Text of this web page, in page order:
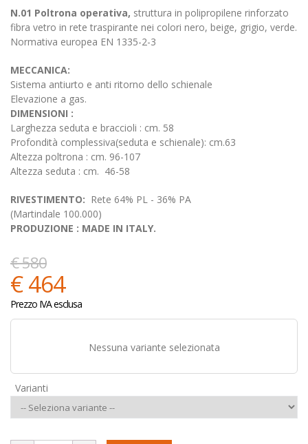
N.01 Poltrona operativa, struttura in polipropilene rinforzato
fibra vetro in rete traspirante nei colori nero, beige, grigio, verde.
Normativa europea EN 1335-2-3
MECCANICA:
Sistema antiurto e anti ritorno dello schienale
Elevazione a gas.
DIMENSIONI :
Larghezza seduta e braccioli : cm. 58
Profondità complessiva(seduta e schienale): cm.63
Altezza poltrona : cm. 96-107
Altezza seduta : cm. 46-58
RIVESTIMENTO: Rete 64% PL - 36% PA
(Martindale 100.000)
PRODUZIONE : MADE IN ITALY.
€ 580
€ 464
Prezzo IVA esclusa
Nessuna variante selezionata
Varianti